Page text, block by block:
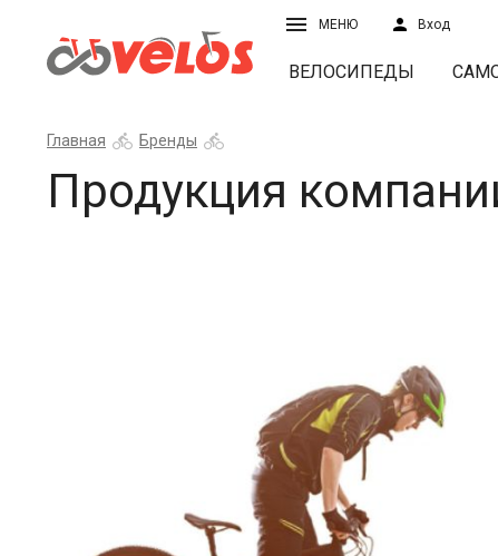
МЕНЮ Вход
ВЕЛОСИПЕДЫ
Главная Бренды
Продукция